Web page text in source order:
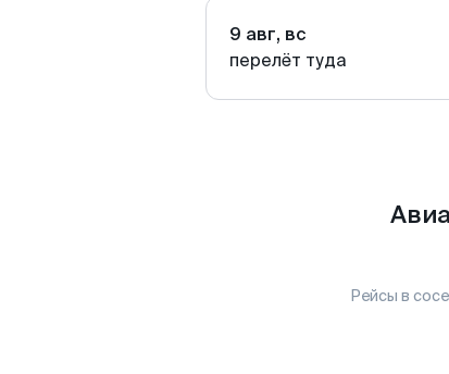
9 авг, вс
перелёт туда
Рейсы в